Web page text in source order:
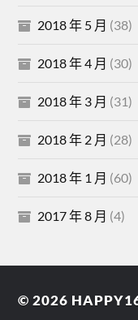
2018 年 5 月 (38)
2018 年 4 月 (30)
2018 年 3 月 (31)
2018 年 2 月 (28)
2018 年 1 月 (60)
2017 年 8 月 (4)
© 2026